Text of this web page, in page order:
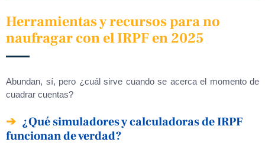
Herramientas y recursos para no
naufragar con el IRPF en 2025
Abundan, sí, pero ¿cuál sirve cuando se acerca el momento de
cuadrar cuentas?
¿Qué simuladores y calculadoras de IRPF
funcionan de verdad?